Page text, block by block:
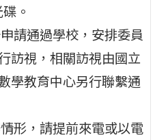
。
請通過學校，安排委員
訪視，相關訪視由國立
學教育中心另行聯繫通
形，請提前來電或以電